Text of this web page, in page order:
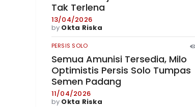
Tak Terlena
13/04/2026
by Okta Riska
PERSIS SOLO
Semua Amunisi Tersedia, Milo
Optimistis Persis Solo Tumpas
Semen Padang
11/04/2026
by Okta Riska